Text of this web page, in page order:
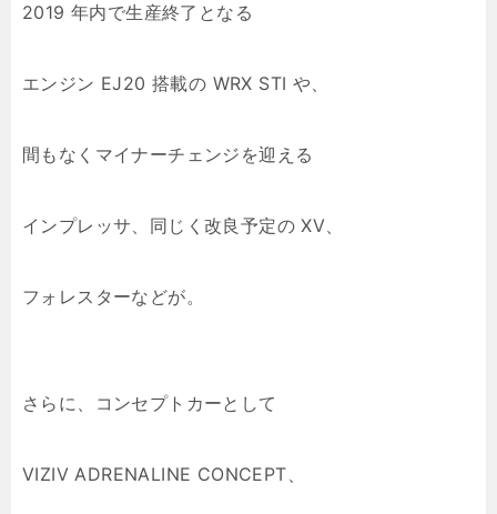
2019 年内で生産終了となる
エンジン EJ20 搭載の WRX STI や、
間もなくマイナーチェンジを迎える
インプレッサ、同じく改良予定の XV、
フォレスターなどが。
さらに、コンセプトカーとして
VIZIV ADRENALINE CONCEPT、